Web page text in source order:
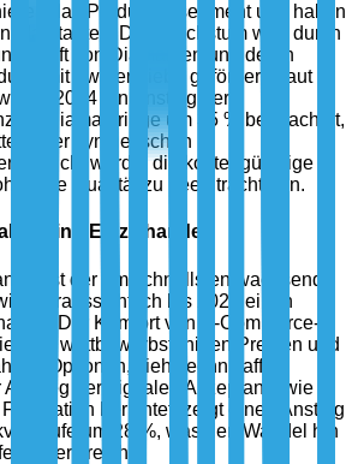
das Produkttypsegment und halten
Marktanteil. Das Wachstum wird durch
von Diamanten und deren
mit ewiger Liebe gefördert. Laut
2024 ein Anstieg der
für Diamantringe um 35 % beobachtet,
in der synthetischen
wurde, die kostengünstige
die Qualität zu beeinträchtigen.
Online-Einzelhandel
ist der am schnellsten wachsende
voraussichtlich bis 2025 einen
Der Komfort von E-Commerce-
mit wettbewerbsfähigen Preisen und
an Optionen, zieht technikaffine
Anstieg der digitalen Akzeptanz, wie
berichtet, zeigt einen Anstieg
um 28 %, was den Wandel hin
unterstreicht.